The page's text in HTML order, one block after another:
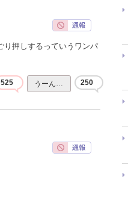
り押しするっていうワンパ
525 うーん… 250